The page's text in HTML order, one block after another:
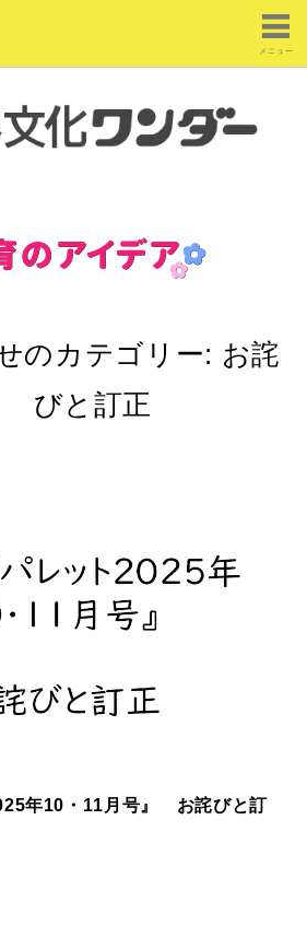
メニュー
のカテゴリー: お詫
びと訂正
年10・11月号』 お詫びと訂